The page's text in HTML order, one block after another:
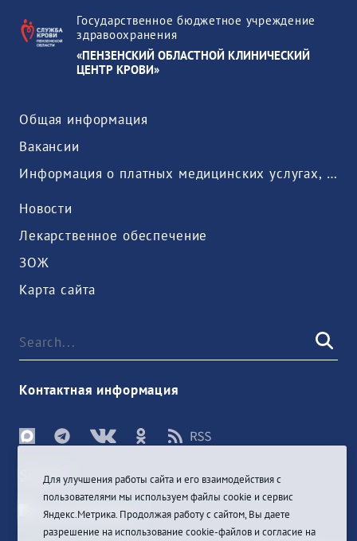
Государственное бюджетное учреждение
здравоохранения
«ПЕНЗЕНСКИЙ ОБЛАСТНОЙ КЛИНИЧЕСКИЙ
ЦЕНТР КРОВИ»
Общая информация
Вакансии
Информация о платных медицинских услугах, предоставляемых медицинской организацией
Новости
Лекарственное обеспечение
ЗОЖ
Карта сайта
Контактная информация
Sign In
Для улучшения работы сайта и его взаимодействия с
пользователями мы используем файлы cookie и сервис
Яндекс.Метрика. Продолжая работу с сайтом, Вы даете
разрешение на использование cookie-файлов и согласие на